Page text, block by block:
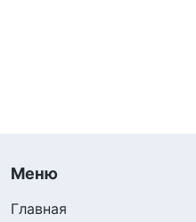
Меню
Главная